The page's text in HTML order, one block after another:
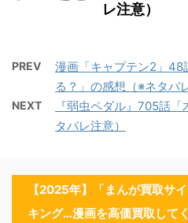
レ注意）
PREV
漫画「キャプテン2」48
る？」の感想（※ネタバ
NEXT 『弱虫ペダル』705話
タバレ注意）
【2025年】「まんが買取サ
キング…漫画を高価買取して